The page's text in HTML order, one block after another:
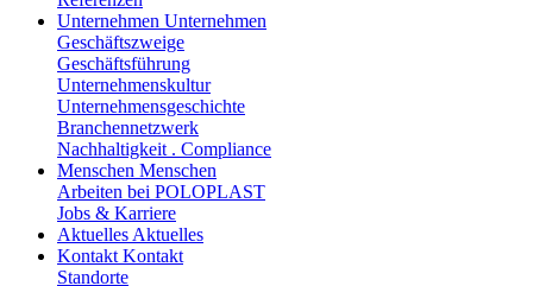
Unternehmen Unternehmen
Geschäftszweige
Geschäftsführung
Unternehmenskultur
Unternehmensgeschichte
Branchennetzwerk
Nachhaltigkeit . Compliance
Menschen Menschen
Arbeiten bei POLOPLAST
Jobs & Karriere
Aktuelles Aktuelles
Kontakt Kontakt
Standorte